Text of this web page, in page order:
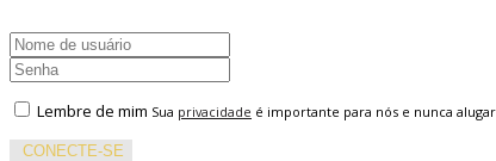
Lembre de mim Sua privacidade é importante para nós e nunca
CONECTE-SE